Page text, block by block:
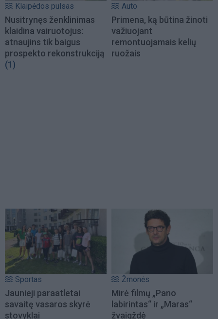
Klaipėdos pulsas
Nusitrynęs ženklinimas
klaidina vairuotojus:
atnaujins tik baigus
prospekto rekonstrukciją
(1)
Auto
Primena, ką būtina žinoti
važiuojant
remontuojamais kelių
ruožais
Sportas
Jaunieji paraatletai
savaitę vasaros skyrė
stovyklai
Žmonės
Mirė filmų „Pano
labirintas“ ir „Maras“
žvaigždė